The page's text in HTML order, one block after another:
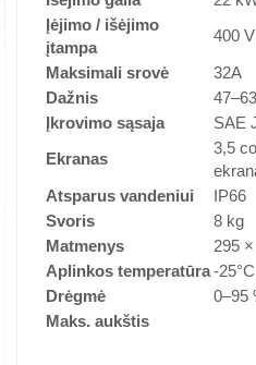
Įėjimo / išėjimo
įtampa
400
Maksimali srovė
32A
Dažnis
Įkrovimo sąsaja
SAE
Ekranas
3,5
Atsparus vandeniui
IP66
Svoris
8 kg
Matmenys
295
Aplinkos temperatūra-
Drėgmė
0–95
Maks. aukštis